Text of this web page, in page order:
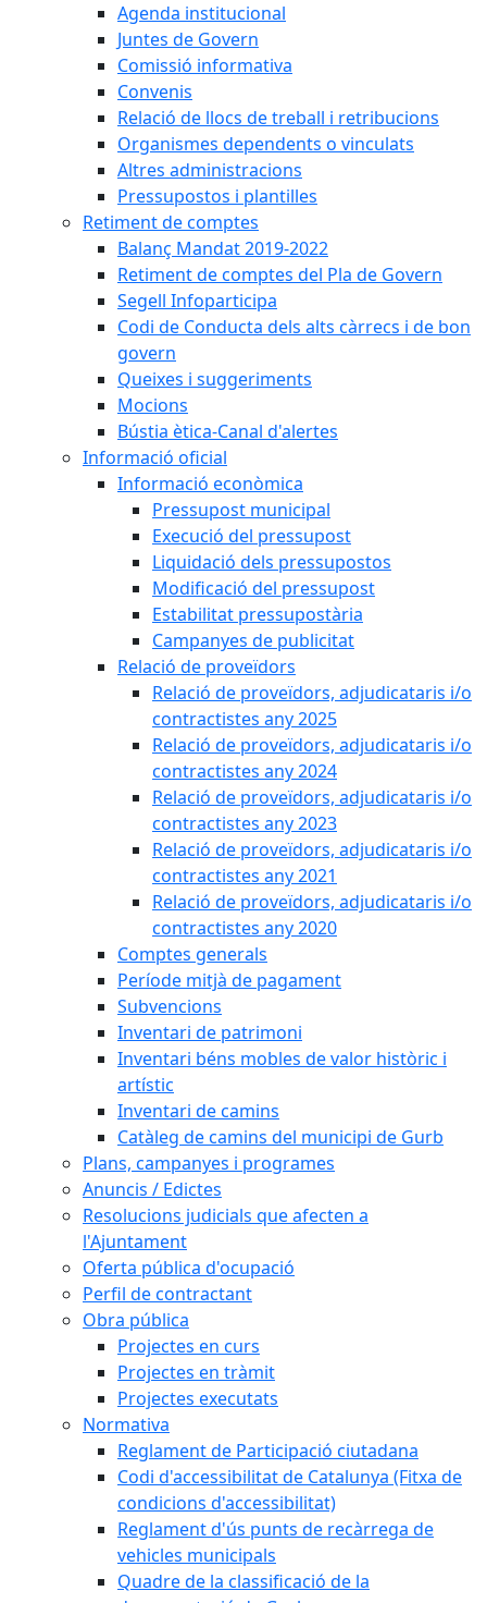
Agenda institucional
Juntes de Govern
Comissió informativa
Convenis
Relació de llocs de treball i retribucions
Organismes dependents o vinculats
Altres administracions
Pressupostos i plantilles
Retiment de comptes
Balanç Mandat 2019-2022
Retiment de comptes del Pla de Govern
Segell Infoparticipa
Codi de Conducta dels alts càrrecs i de bon
govern
Queixes i suggeriments
Mocions
Bústia ètica-Canal d'alertes
Informació oficial
Informació econòmica
Pressupost municipal
Execució del pressupost
Liquidació dels pressupostos
Modificació del pressupost
Estabilitat pressupostària
Campanyes de publicitat
Relació de proveïdors
Relació de proveïdors, adjudicataris i/o
contractistes any 2025
Relació de proveïdors, adjudicataris i/o
contractistes any 2024
Relació de proveïdors, adjudicataris i/o
contractistes any 2023
Relació de proveïdors, adjudicataris i/o
contractistes any 2021
Relació de proveïdors, adjudicataris i/o
contractistes any 2020
Comptes generals
Període mitjà de pagament
Subvencions
Inventari de patrimoni
Inventari béns mobles de valor històric i
artístic
Inventari de camins
Catàleg de camins del municipi de Gurb
Plans, campanyes i programes
Anuncis / Edictes
Resolucions judicials que afecten a
l'Ajuntament
Oferta pública d'ocupació
Perfil de contractant
Obra pública
Projectes en curs
Projectes en tràmit
Projectes executats
Normativa
Reglament de Participació ciutadana
Codi d'accessibilitat de Catalunya (Fitxa de
condicions d'accessibilitat)
Reglament d'ús punts de recàrrega de
vehicles municipals
Quadre de la classificació de la